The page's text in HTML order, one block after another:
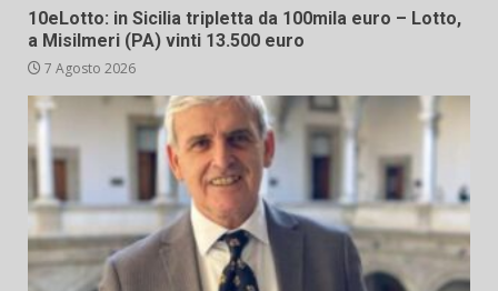
10eLotto: in Sicilia tripletta da 100mila euro – Lotto,
a Misilmeri (PA) vinti 13.500 euro
7 Agosto 2026